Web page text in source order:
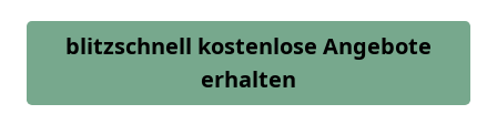
blitzschnell kostenlose Angebote
erhalten